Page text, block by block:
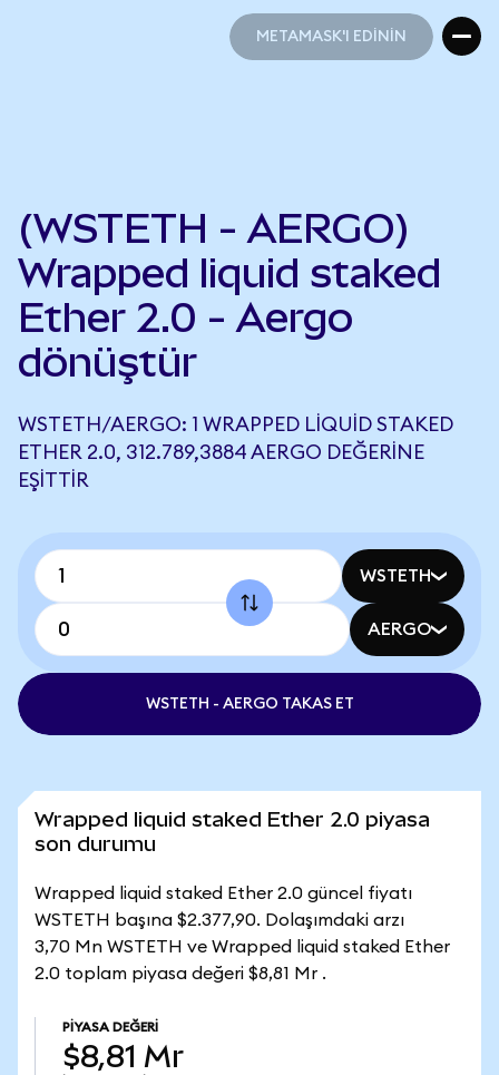
METAMASK'I EDİNİN
(WSTETH - AERGO)
Wrapped liquid staked
Ether 2.0 - Aergo
dönüştür
WSTETH/AERGO: 1 WRAPPED LIQUID STAKED
ETHER 2.0, 312.789,3884 AERGO DEĞERINE
EŞITTIR
WSTETH
AERGO
WSTETH - AERGO TAKAS ET
Wrapped liquid staked Ether 2.0 piyasa
son durumu
Wrapped liquid staked Ether 2.0 güncel fiyatı
WSTETH başına $2.377,90. Dolaşımdaki arzı
3,70 Mn WSTETH ve Wrapped liquid staked Ether
2.0 toplam piyasa değeri $8,81 Mr .
PIYASA DEĞERI
$8,81 Mr